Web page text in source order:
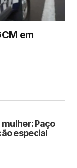
em
Paço
especial